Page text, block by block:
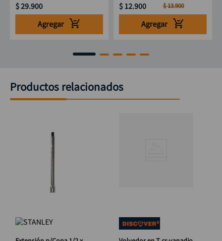
$29.900
Agregar
$ 12.900 $13.900
Agregar
Productos relacionados